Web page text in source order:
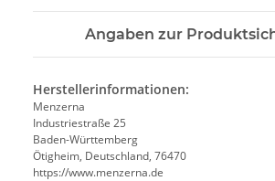
Angaben zur
Herstellerinformationen:
Menzerna
Industriestraße 25
Baden-Württemberg
Ötigheim, Deutschland, 76470
https://www.menzerna.de